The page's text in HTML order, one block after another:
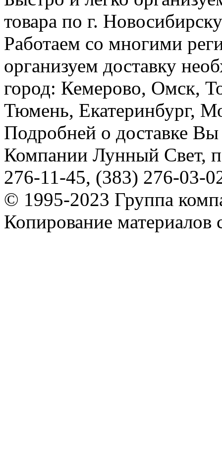
товара по г.
Работаем со многими
организуем доставку
город: Кемерово, Омск,
Тюмень, Екатеринбург,
Подробней о доставке
Компании Лунный Свет,
276-11-45, (383) 276-03-
© 1995-2023 Группа
Копирование материалов